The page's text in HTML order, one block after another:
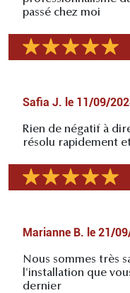
passé chez moi
Safia J. le 11/09/
Rien de négatif à
résolu rapidement
Marianne B. le 21/
Nous sommes très
l'installation que
dernier